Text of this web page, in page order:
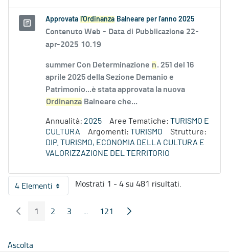
Approvata l'Ordinanza Balneare per l'anno 2025
Contenuto Web - Data di Pubblicazione 22-
apr-2025 10.19
summer Con Determinazione n. 251 del 16
aprile 2025 della Sezione Demanio e
Patrimonio...è stata approvata la nuova
Ordinanza Balneare che...
Annualità: 2025 Aree Tematiche: TURISMO E
CULTURA
Argomenti: TURISMO
Strutture:
DIP. TURISMO, ECONOMIA DELLA CULTURA E
VALORIZZAZIONE DEL TERRITORIO
4 ElementiPer pagina
Mostrati 1 - 4 su 481 risultati.
Pagina Precedente
Pagina
1 Pagina
2 Pagina
3 ...
Pagine intermedie
Pagina
121 Pagina Seguente
Ascolta